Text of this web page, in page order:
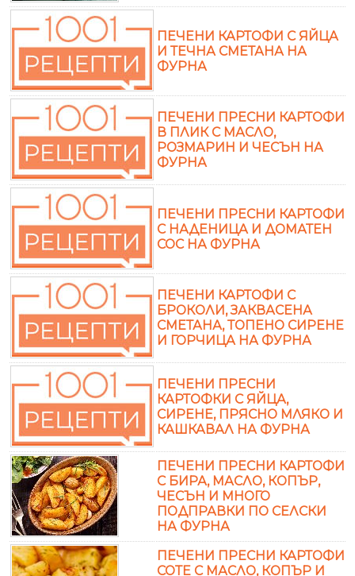
ПЕЧЕНИ КАРТОФИ С ЯЙЦА
И ТЕЧНА СМЕТАНА НА
ФУРНА
ПЕЧЕНИ ПРЕСНИ КАРТОФИ
В ПЛИК С МАСЛО,
РОЗМАРИН И ЧЕСЪН НА
ФУРНА
ПЕЧЕНИ ПРЕСНИ КАРТОФИ
С НАДЕНИЦА И ДОМАТЕН
СОС НА ФУРНА
ПЕЧЕНИ КАРТОФИ С
БРОКОЛИ, ЗАКВАСЕНА
СМЕТАНА, ТОПEНО СИРЕНЕ
И ГОРЧИЦА НА ФУРНА
ПЕЧЕНИ ПРЕСНИ
КАРТОФКИ С ЯЙЦА,
СИРЕНЕ, ПРЯСНО МЛЯКО И
КАШКАВАЛ НА ФУРНА
ПЕЧЕНИ ПРЕСНИ КАРТОФИ
С БИРА, МАСЛО, КОПЪР,
ЧЕСЪН И МНОГО
ПОДПРАВКИ ПО СЕЛСКИ
НА ФУРНА
ПЕЧЕНИ ПРЕСНИ КАРТОФИ
СОТЕ С МАСЛО, КОПЪР И